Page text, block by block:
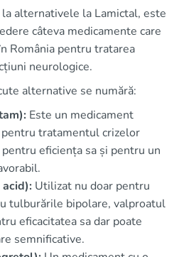
alternativele la Lamictal, este
câteva medicamente care
România pentru tratarea
neurologice.
alternative se numără:
Este un medicament
tratamentul crizelor
eficiența sa și pentru un
Utilizat nu doar pentru
tulburările bipolare, valproatul
eficacitatea sa dar poate
semnificative.